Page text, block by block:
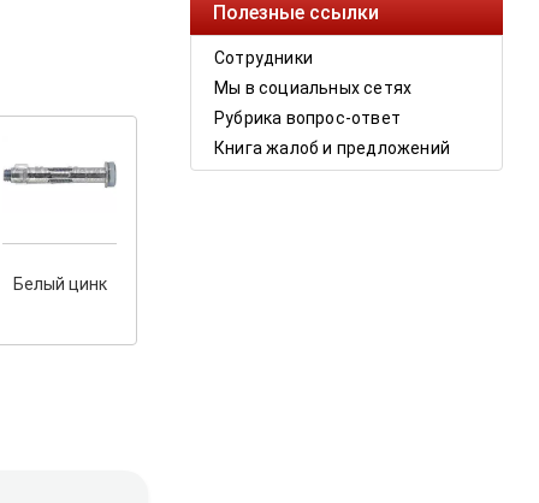
Полезные ссылки
Сотрудники
Мы в социальных сетях
Рубрика вопрос-ответ
Книга жалоб и предложений
Белый цинк